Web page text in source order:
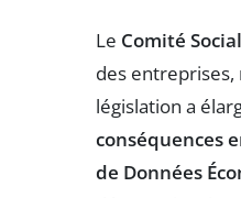
Le Comité
des entreprises,
législation a
conséquences
de Données